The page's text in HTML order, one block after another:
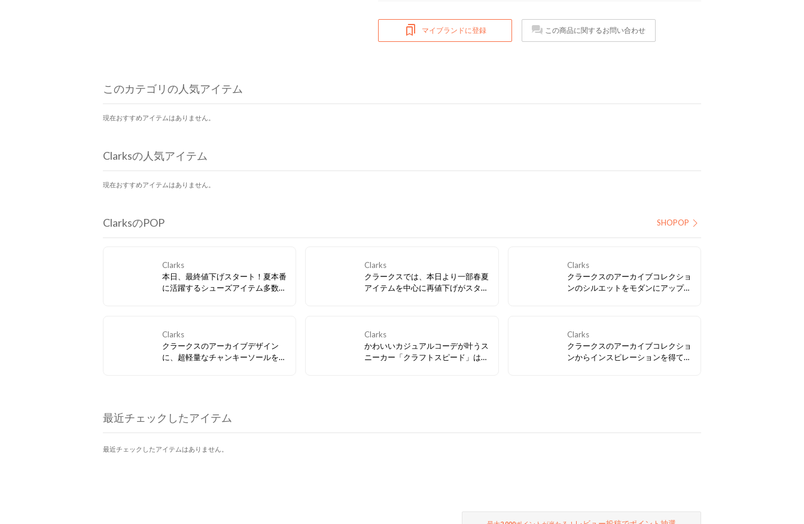
マイブランドに登録 この商品に関するお問い合わせ
このカテゴリの人気アイテム
現在おすすめアイテムはありません。
Clarksの人気アイテム
現在おすすめアイテムはありません。
ClarksのPOP SHOPOP
Clarks
本日、最終値下げスタート！夏本番
に活躍するシューズアイテム多数、
Clarks
クラークスでは、本日より一部春夏
アイテムを中心に再値下げがスター
い。
Clarks
クラークスのアーカイブコレクショ
ンのシルエットをモダンにアップデ
りな軽量の厚底ソールで気分も
UP！
Clarks
クラークスのアーカイブデザイン
に、超軽量なチャンキーソールを組
ンが特徴。クッション性の高いフッ
トベッドが快適な履き心地を実現。
Clarks
かわいいカジュアルコーデが叶うス
ニーカー「クラフトスピード」は、
Clarks
クラークスのアーカイブコレクショ
ンからインスピレーションを得て、
最近チェックしたアイテム
最近チェックしたアイテムはありません。